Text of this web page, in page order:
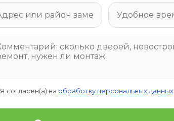
Я согласен(а) на обработку персональных данных